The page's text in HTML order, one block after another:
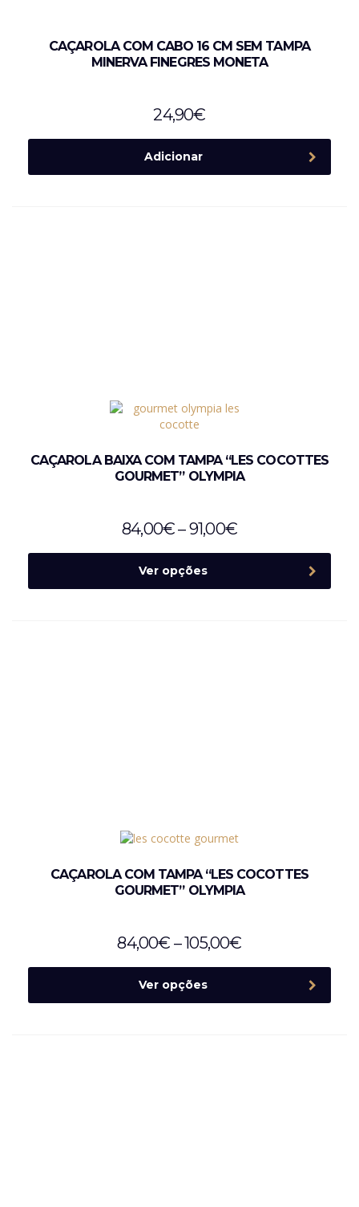
CAÇAROLA COM CABO 16 CM SEM TAMPA
MINERVA FINEGRES MONETA
24,90€
Adicionar
CAÇAROLA BAIXA COM TAMPA “LES COCOTTES
GOURMET” OLYMPIA
84,00€–91,00€
Ver opções
CAÇAROLA COM TAMPA “LES COCOTTES
GOURMET” OLYMPIA
84,00€ –105,00€
Ver opções